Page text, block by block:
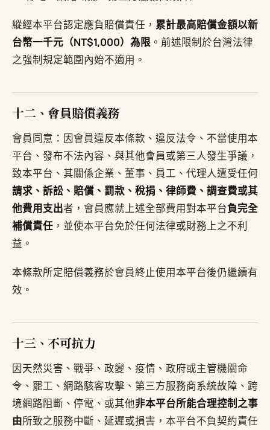
縱經本平台認定應負賠償責任， 累計最高賠償金額以新
台幣一千元（NT$1,000）為限 。前述限制於台灣法律
之強制規定範圍內始不適用。
十二、會員賠償義務
會員同意：因會員違反本條款、違反法令、不當使用本
平台、發布不法內容、與其他會員或第三人發生爭議，
致本平台、其關係企業、董事、員工、代理人遭受任何
請求、訴訟、賠償、罰款、稅捐、律師費、調查費或其
他費用支出者，會員應就上述全部費用對本平台負完全
補償責任 ，並使本平台免於任何法律或財務上之不利
益。
本條款所定賠償義務於會員終止使用本平台後仍繼續有
效。
十三、不可抗力
因天然災害、戰爭、政變、疫情、政府或主管機關命
令、罷工、網路駭客攻擊、第三方服務商系統故障、跨
境網路阻斷、停電、或其他非本平台所能合理控制之事
由所致之服務中斷、延遲或損害，本平台不負契約責任